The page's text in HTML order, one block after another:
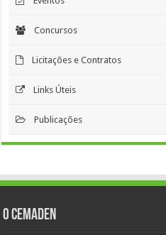
Concursos
Licitações e Contratos
Links Úteis
Publicações
O Cemaden